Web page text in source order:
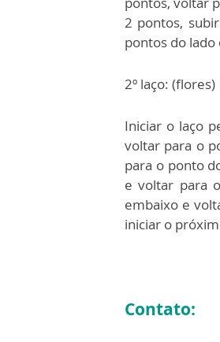
2 pontos,
pontos do
2º laço: (flores)
Iniciar o laço
voltar para o
para o ponto
e voltar para
embaixo e
iniciar o
Contato: